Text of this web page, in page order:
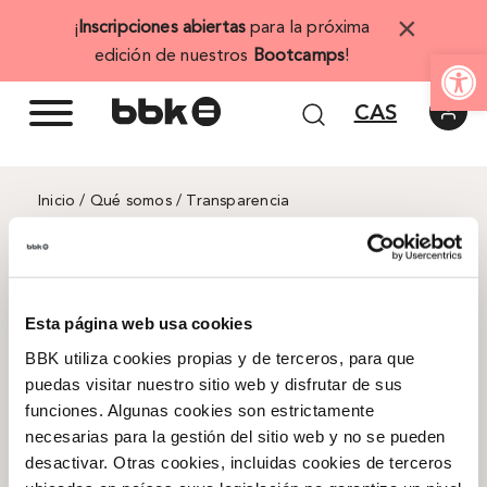
Abrir
Esta página web usa cookies
BBK utiliza cookies propias y de terceros, para que
puedas visitar nuestro sitio web y disfrutar de sus
funciones. Algunas cookies son estrictamente
necesarias para la gestión del sitio web y no se pueden
desactivar. Otras cookies, incluidas cookies de terceros
¡ Inscripciones abiertas para la próxima
edición de nuestros Bootcamps!
×
CAS
Inicio / Qué somos / Transparencia
fundamentales. Por ello, ponemos a disposición
de todos los grupos de interés una recopilación
clara y accesible de documentos clave sobre su
actividad, gestión y compromiso ético y social.
A través de estos informes, reforzamos nuestro